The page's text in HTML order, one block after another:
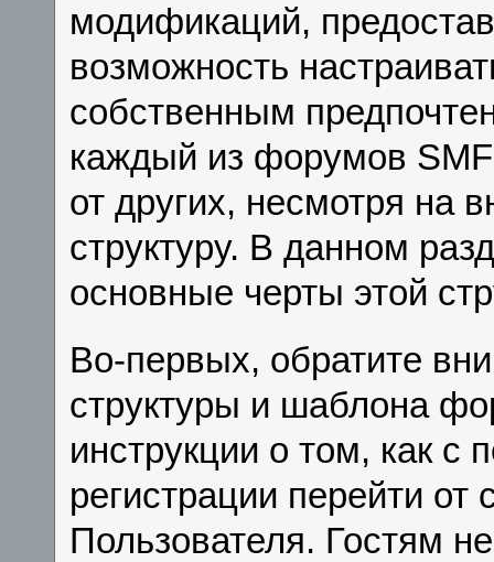
модификаций,
возможность
собственным
каждый из форумов SMF
от других, несмотря на
структуру. В данном
основные черты этой
Во-первых, обратите
структуры и шаблона
инструкции о том, как
регистрации перейти от
Пользователя. Гостям